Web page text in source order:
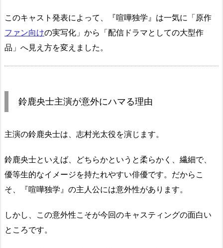
このキャスト発表によって、『喧嘩独学』は一気に「原作
ファン向けの実写化」から「配信ドラマとしての大型作
品」へ見え方を変えました。
鈴鹿央士主演が意外にハマる理由
主演の鈴鹿央士は、志村光太役を演じます。
鈴鹿央士といえば、どちらかというと柔らかく、繊細で、
優等生的なイメージを持たれやすい俳優です。だからこ
そ、『喧嘩独学』の主人公には意外性があります。
しかし、この意外性こそが今回のキャスティングの面白い
ところです。